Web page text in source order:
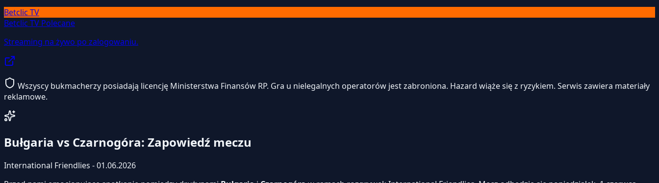
Betclic TV
Betclic TV Polecane
Streaming na żywo po zalogowaniu.
Wszyscy bukmacherzy posiadają licencję Ministerstwa Finansów RP. Gra u nielegalnych operatorów jest zabroniona. Hazard wiąże się z ryzykiem. Serwis zawiera materiały
reklamowe.
Bułgaria vs Czarnogóra: Zapowiedź meczu
International Friendlies - 01.06.2026